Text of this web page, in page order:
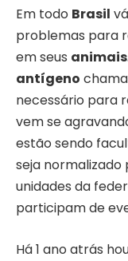
Em todo Brasil
problemas para
em seus animais
antígeno
necessário para
vem se
estão sendo
seja normalizado
unidades da
participam de
Há 1 ano atrás